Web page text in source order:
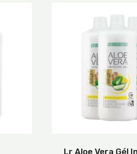
Lr Aloe Vera Gél